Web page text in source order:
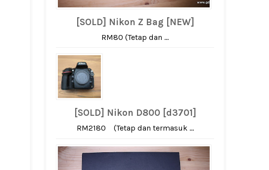
[SOLD] Nikon Z Bag [NEW]
RM80 (Tetap dan ...
[SOLD] Nikon D800 [d3701]
RM2180 (Tetap dan termasuk ...